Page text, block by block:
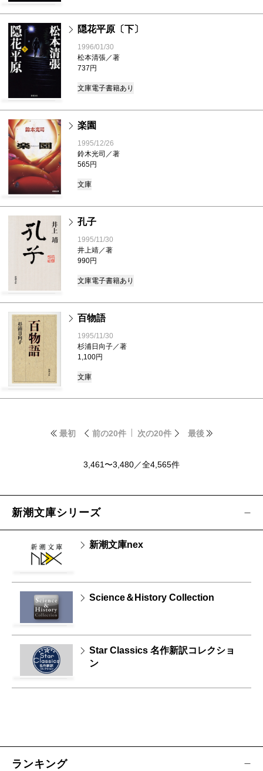
隠花平原〔下〕
1996/01/30
松本清張／著
737円
文庫電子書籍あり
楽園
1995/12/26
鈴木光司／著
565円
文庫
孔子
1995/11/30
井上靖／著
990円
文庫電子書籍あり
百物語
1995/11/30
杉浦日向子／著
1,100円
文庫
最初 前の20件 次の20件 最後
3,461〜3,480／全4,565件
新潮文庫シリーズ
新潮文庫nex
Science＆History Collection
Star Classics 名作新訳コレクショ
ン
ランキング